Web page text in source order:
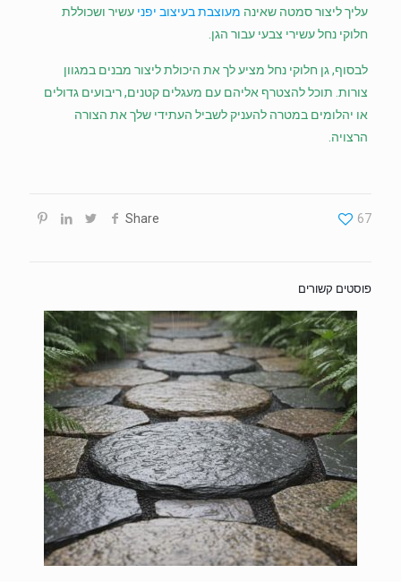
עליך ליצור סמטה שאינה מעוצבת בעיצוב יפני עשיר ושכוללת
חלוקי נחל עשירי צבעי עבור הגן.
לבסוף, גן חלוקי נחל מציע לך את היכולת ליצור מבנים במגוון
צורות. תוכל להצטרף אליהם עם מעגלים קטנים, ריבועים גדולים
או יהלומים במטרה להעניק לשביל העתידי שלך את הצורה
הרצויה.
Share 67
פוסטים קשורים